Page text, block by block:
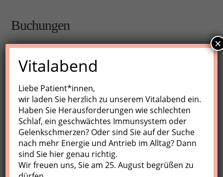
Buchungen
Buchungen sind für diese Veranstaltung nicht mehr
möglich.
Nächste Kurse
Keine Veranstaltungen
Profil
Meine Buchungen
Vitalabend
Liebe Patient*innen,
wir laden Sie herzlich zu unserem Vitalabend ein.
Haben Sie Herausforderungen wie schlechten
Schlaf, ein geschwächtes Immunsystem oder
Gelenkschmerzen? Oder sind Sie auf der Suche
nach mehr Energie und Antrieb im Alltag? Dann
sind Sie hier genau richtig.
Wir freuen uns, Sie am 25. August begrüßen zu
×